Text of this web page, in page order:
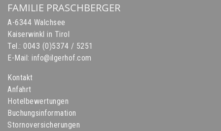
FAMILIE PRASCHBERGER
A-6344 Walchsee
Kaiserwinkl in Tirol
Tel.: 0043 (0)5374 / 5251
E-Mail: info@ilgerhof.com
Kontakt
Anfahrt
Hotelbewertungen
Buchungsinformation
Stornoversicherungen